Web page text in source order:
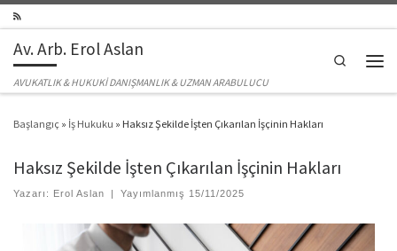
Av. Arb. Erol Aslan
AVUKATLIK & HUKUKİ DANIŞMANLIK & UZMAN ARABULUCU
Search
Başlangıç » İş Hukuku » Haksız Şekilde İşten Çıkarılan İşçinin Hakları
Haksız Şekilde İşten Çıkarılan İşçinin Hakları
Yazarı: Erol Aslan | Yayımlanmış 15/11/2025